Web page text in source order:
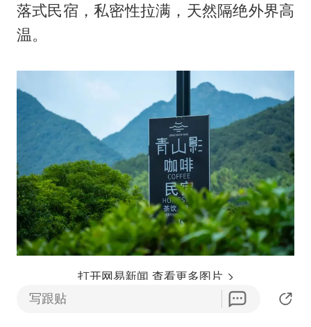
落式民宿，私密性拉满，天然隔绝外界高
温。
打开网易新闻 查看更多图片
写跟贴